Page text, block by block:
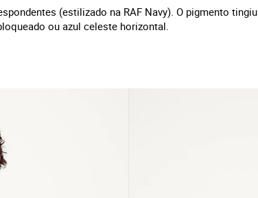
(estilizado na RAF Navy). O pigmento tingiu
ou azul celeste horizontal.